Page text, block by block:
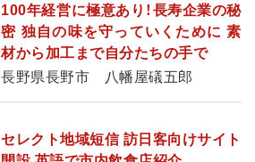
100年経営に極意あり！長寿企業の秘
密 独自の味を守っていくために 素
材から加工まで自分たちの手で
長野県長野市 八幡屋礒五郎
セレクト地域短信 訪日客向けサイト